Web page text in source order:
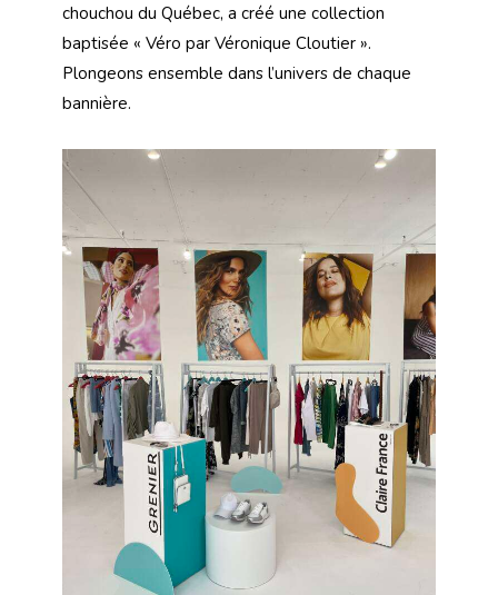
chouchou du Québec, a créé une collection
baptisée « Véro par Véronique Cloutier ».
Plongeons ensemble dans l’univers de chaque
bannière.